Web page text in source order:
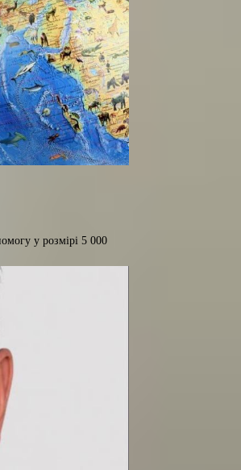
у розмірі 5 000